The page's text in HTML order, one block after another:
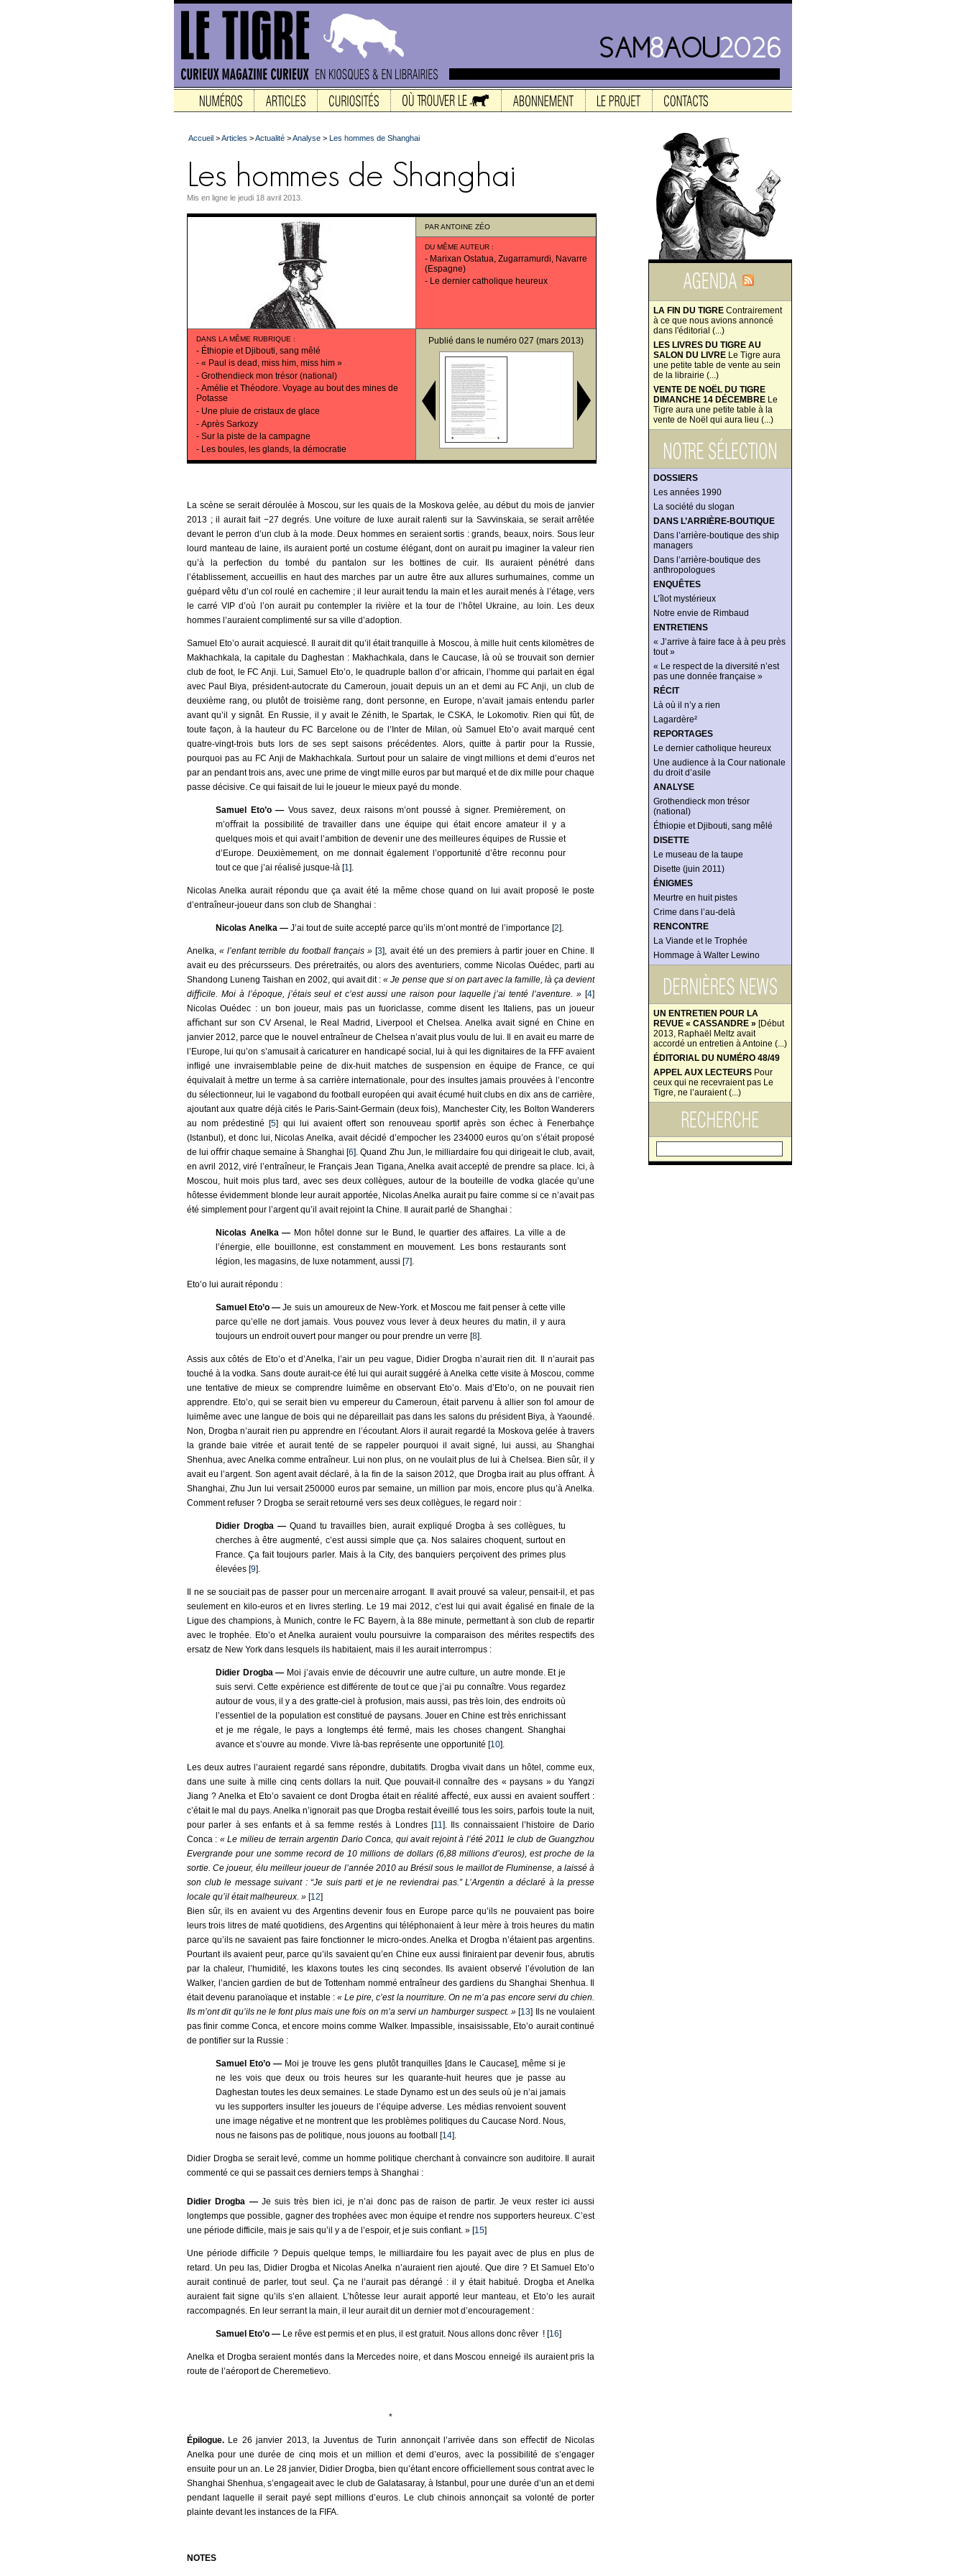
LA FIN DU TIGRE Contrairement
à ce que nous avions annoncé
dans l'éditorial (...)
LES LIVRES DU TIGRE AU
SALON DU LIVRE Le Tigre aura
une petite table de vente au sein
de la librairie (...)
VENTE DE NOËL DU TIGRE
DIMANCHE 14 DÉCEMBRE Le
Tigre aura une petite table à la
vente de Noël qui aura lieu (...)
DOSSIERS
Les années 1990
La société du slogan
DANS L’ARRIÈRE-BOUTIQUE
Dans l’arrière-boutique des ship
managers
Dans l’arrière-boutique des
anthropologues
ENQUÊTES
L’îlot mystérieux
Notre envie de Rimbaud
ENTRETIENS
« J’arrive à faire face à à peu près
tout »
« Le respect de la diversité n’est
pas une donnée française »
RÉCIT
Là où il n’y a rien
Lagardère²
REPORTAGES
Le dernier catholique heureux
Une audience à la Cour nationale
du droit d’asile
ANALYSE
Grothendieck mon trésor
(national)
Éthiopie et Djibouti, sang mêlé
DISETTE
Le museau de la taupe
Disette (juin 2011)
ÉNIGMES
Meurtre en huit pistes
Crime dans l’au-delà
RENCONTRE
La Viande et le Trophée
Hommage à Walter Lewino
UN ENTRETIEN POUR LA
REVUE « CASSANDRE » [Début
2013, Raphaël Meltz avait
accordé un entretien à Antoine (...)
ÉDITORIAL DU NUMÉRO 48/49
APPEL AUX LECTEURS Pour
ceux qui ne recevraient pas Le
Tigre, ne l’auraient (...)
Accueil >Articles >Actualité >Analyse > Les hommes de Shanghai
Mis en ligne le jeudi 18 avril 2013.
PARANTOINE ZÉO
DU MÊME AUTEUR :
- Marixan Ostatua, Zugarramurdi, Navarre
(Espagne)
- Le dernier catholique heureux
DANS LA MÊME RUBRIQUE :
- Éthiopie et Djibouti, sang mêlé
- « Paul is dead, miss him, miss him »
- Grothendieck mon trésor (national)
- Amélie et Théodore. Voyage au bout des mines de
Potasse
- Une pluie de cristaux de glace
- Après Sarkozy
- Sur la piste de la campagne
- Les boules, les glands, la démocratie
Publié dans le numéro 027 (mars 2013)
La scène se serait déroulée à Moscou, sur les quais de la Moskova gelée, au début du mois de janvier
2013 ; il aurait fait −27 degrés. Une voiture de luxe aurait ralenti sur la Savvinskaia, se serait arrêtée
devant le perron d’un club à la mode. Deux hommes en seraient sortis : grands, beaux, noirs. Sous leur
lourd manteau de laine, ils auraient porté un costume élégant, dont on aurait pu imaginer la valeur rien
qu’à la perfection du tombé du pantalon sur les bottines de cuir. Ils auraient pénétré dans
l’établissement, accueillis en haut des marches par un autre être aux allures surhumaines, comme un
guépard vêtu d’un col roulé en cachemire ; il leur aurait tendu la main et les aurait menés à l’étage, vers
le carré VIP d’où l’on aurait pu contempler la rivière et la tour de l’hôtel Ukraine, au loin. Les deux
hommes l’auraient complimenté sur sa ville d’adoption.
Samuel Eto’o aurait acquiescé. Il aurait dit qu’il était tranquille à Moscou, à mille huit cents kilomètres de
Makhachkala, la capitale du Daghestan : Makhachkala, dans le Caucase, là où se trouvait son dernier
club de foot, le FC Anji. Lui, Samuel Eto’o, le quadruple ballon d’or africain, l’homme qui parlait en égal
avec Paul Biya, président-autocrate du Cameroun, jouait depuis un an et demi au FC Anji, un club de
deuxième rang, ou plutôt de troisième rang, dont personne, en Europe, n’avait jamais entendu parler
avant qu’il y signât. En Russie, il y avait le Zénith, le Spartak, le CSKA, le Lokomotiv. Rien qui fût, de
toute façon, à la hauteur du FC Barcelone ou de l’Inter de Milan, où Samuel Eto’o avait marqué cent
quatre-vingt-trois buts lors de ses sept saisons précédentes. Alors, quitte à partir pour la Russie,
pourquoi pas au FC Anji de Makhachkala. Surtout pour un salaire de vingt millions et demi d’euros net
par an pendant trois ans, avec une prime de vingt mille euros par but marqué et de dix mille pour chaque
passe décisive. Ce qui faisait de lui le joueur le mieux payé du monde.
Samuel Eto’o — Vous savez, deux raisons m’ont poussé à signer. Premièrement, on
m’oﬀrait la possibilité de travailler dans une équipe qui était encore amateur il y a
quelques mois et qui avait l’ambition de devenir une des meilleures équipes de Russie et
d’Europe. Deuxièmement, on me donnait également l’opportunité d’être reconnu pour
tout ce que j’ai réalisé jusque-là [1].
Nicolas Anelka aurait répondu que ça avait été la même chose quand on lui avait proposé le poste
d’entraîneur-joueur dans son club de Shanghai :
Nicolas Anelka — J’ai tout de suite accepté parce qu’ils m’ont montré de l’importance [2].
Anelka,« l’enfant terrible du football français » [3], avait été un des premiers à partir jouer en Chine. Il
avait eu des précursseurs. Des préretraités, ou alors des aventuriers, comme Nicolas Ouédec, parti au
Shandong Luneng Taishan en 2002, qui avait dit :« Je pense que si on part avec la famille, là ça devient
diﬃcile. Moi à l’époque, j’étais seul et c’est aussi une raison pour laquelle j’ai tenté l’aventure. » [4]
Nicolas Ouédec : un bon joueur, mais pas un fuoriclasse, comme disent les Italiens, pas un joueur
aﬃchant sur son CV Arsenal, le Real Madrid, Liverpool et Chelsea. Anelka avait signé en Chine en
janvier 2012, parce que le nouvel entraîneur de Chelsea n’avait plus voulu de lui. Il en avait eu marre de
l’Europe, lui qu’on s’amusait à caricaturer en handicapé social, lui à qui les dignitaires de la FFF avaient
inﬂigé une invraisemblable peine de dix-huit matches de suspension en équipe de France, ce qui
équivalait à mettre un terme à sa carrière internationale, pour des insultes jamais prouvées à l’encontre
du sélectionneur, lui le vagabond du football européen qui avait écumé huit clubs en dix ans de carrière,
ajoutant aux quatre déjà cités le Paris-Saint-Germain (deux fois), Manchester City, les Bolton Wanderers
au nom prédestiné [5] qui lui avaient offert son renouveau sportif après son échec à Fenerbahçe
(Istanbul), et donc lui, Nicolas Anelka, avait décidé d’empocher les 234000 euros qu’on s’était proposé
de lui oﬀrir chaque semaine à Shanghai [6]. Quand Zhu Jun, le milliardaire fou qui dirigeait le club, avait,
en avril 2012, viré l’entraîneur, le Français Jean Tigana, Anelka avait accepté de prendre sa place. Ici, à
Moscou, huit mois plus tard, avec ses deux collègues, autour de la bouteille de vodka glacée qu’une
hôtesse évidemment blonde leur aurait apportée, Nicolas Anelka aurait pu faire comme si ce n’avait pas
été simplement pour l’argent qu’il avait rejoint la Chine. Il aurait parlé de Shanghai :
Nicolas Anelka — Mon hôtel donne sur le Bund, le quartier des affaires. La ville a de
l’énergie, elle bouillonne, est constamment en mouvement. Les bons restaurants sont
légion, les magasins, de luxe notamment, aussi [7].
Eto’o lui aurait répondu :
Samuel Eto’o — Je suis un amoureux de New-York. et Moscou me fait penser à cette ville
parce qu’elle ne dort jamais. Vous pouvez vous lever à deux heures du matin, il y aura
toujours un endroit ouvert pour manger ou pour prendre un verre [8].
Assis aux côtés de Eto’o et d’Anelka, l’air un peu vague, Didier Drogba n’aurait rien dit. Il n’aurait pas
touché à la vodka. Sans doute aurait-ce été lui qui aurait suggéré à Anelka cette visite à Moscou, comme
une tentative de mieux se comprendre luimême en observant Eto’o. Mais d’Eto’o, on ne pouvait rien
apprendre. Eto’o, qui se serait bien vu empereur du Cameroun, était parvenu à allier son fol amour de
luimême avec une langue de bois qui ne dépareillait pas dans les salons du président Biya, à Yaoundé.
Non, Drogba n’aurait rien pu apprendre en l’écoutant. Alors il aurait regardé la Moskova gelée à travers
la grande baie vitrée et aurait tenté de se rappeler pourquoi il avait signé, lui aussi, au Shanghai
Shenhua, avec Anelka comme entraîneur. Lui non plus, on ne voulait plus de lui à Chelsea. Bien sûr, il y
avait eu l’argent. Son agent avait déclaré, à la ﬁn de la saison 2012, que Drogba irait au plus oﬀrant. À
Shanghai, Zhu Jun lui versait 250000 euros par semaine, un million par mois, encore plus qu’à Anelka.
Comment refuser ? Drogba se serait retourné vers ses deux collègues, le regard noir :
Didier Drogba — Quand tu travailles bien, aurait expliqué Drogba à ses collègues, tu
cherches à être augmenté, c’est aussi simple que ça. Nos salaires choquent, surtout en
France. Ça fait toujours parler. Mais à la City, des banquiers perçoivent des primes plus
élevées [9].
Il ne se souciait pas de passer pour un mercenaire arrogant. Il avait prouvé sa valeur, pensait-il, et pas
seulement en kilo-euros et en livres sterling. Le 19 mai 2012, c’est lui qui avait égalisé en ﬁnale de la
Ligue des champions, à Munich, contre le FC Bayern, à la 88e minute, permettant à son club de repartir
avec le trophée. Eto’o et Anelka auraient voulu poursuivre la comparaison des mérites respectifs des
ersatz de New York dans lesquels ils habitaient, mais il les aurait interrompus :
Didier Drogba — Moi j’avais envie de découvrir une autre culture, un autre monde. Et je
suis servi. Cette expérience est différente de tout ce que j’ai pu connaître. Vous regardez
autour de vous, il y a des gratte-ciel à profusion, mais aussi, pas très loin, des endroits où
l’essentiel de la population est constitué de paysans. Jouer en Chine est très enrichissant
et je me régale, le pays a longtemps été fermé, mais les choses changent. Shanghai
avance et s’ouvre au monde. Vivre là-bas représente une opportunité [10].
Les deux autres l’auraient regardé sans répondre, dubitatifs. Drogba vivait dans un hôtel, comme eux,
dans une suite à mille cinq cents dollars la nuit. Que pouvait-il connaître des « paysans » du Yangzi
Jiang ? Anelka et Eto’o savaient ce dont Drogba était en réalité aﬀecté, eux aussi en avaient souﬀert :
c’était le mal du pays. Anelka n’ignorait pas que Drogba restait éveillé tous les soirs, parfois toute la nuit,
pour parler à ses enfants et à sa femme restés à Londres [11]. Ils connaissaient l’histoire de Dario
Conca : « Le milieu de terrain argentin Dario Conca, qui avait rejoint à l’été 2011 le club de Guangzhou
Evergrande pour une somme record de 10 millions de dollars (6,88 millions d’euros), est proche de la
sortie. Ce joueur, élu meilleur joueur de l’année 2010 au Brésil sous le maillot de Fluminense, a laissé à
son club le message suivant : “Je suis parti et je ne reviendrai pas.” L’Argentin a déclaré à la presse
locale qu’il était malheureux. » [12]
Bien sûr, ils en avaient vu des Argentins devenir fous en Europe parce qu’ils ne pouvaient pas boire
leurs trois litres de maté quotidiens, des Argentins qui téléphonaient à leur mère à trois heures du matin
parce qu’ils ne savaient pas faire fonctionner le micro-ondes. Anelka et Drogba n’étaient pas argentins.
Pourtant ils avaient peur, parce qu’ils savaient qu’en Chine eux aussi ﬁniraient par devenir fous, abrutis
par la chaleur, l’humidité, les klaxons toutes les cinq secondes. Ils avaient observé l’évolution de Ian
Walker, l’ancien gardien de but de Tottenham nommé entraîneur des gardiens du Shanghai Shenhua. Il
était devenu paranoïaque et instable : « Le pire, c’est la nourriture. On ne m’a pas encore servi du chien.
Ils m’ont dit qu’ils ne le font plus mais une fois on m’a servi un hamburger suspect. » [13] Ils ne voulaient
pas ﬁnir comme Conca, et encore moins comme Walker. Impassible, insaisissable, Eto’o aurait continué
de pontiﬁer sur la Russie :
Samuel Eto’o — Moi je trouve les gens plutôt tranquilles [dans le Caucase], même si je
ne les vois que deux ou trois heures sur les quarante-huit heures que je passe au
Daghestan toutes les deux semaines. Le stade Dynamo est un des seuls où je n’ai jamais
vu les supporters insulter les joueurs de l’équipe adverse. Les médias renvoient souvent
une image négative et ne montrent que les problèmes politiques du Caucase Nord. Nous,
nous ne faisons pas de politique, nous jouons au football [14].
Didier Drogba se serait levé, comme un homme politique cherchant à convaincre son auditoire. Il aurait
commenté ce qui se passait ces derniers temps à Shanghai :
Didier Drogba — Je suis très bien ici, je n’ai donc pas de raison de partir. Je veux rester ici aussi
longtemps que possible, gagner des trophées avec mon équipe et rendre nos supporters heureux. C’est
une période difficile, mais je sais qu’il y a de l’espoir, et je suis confiant. » [15]
Une période diﬃcile ? Depuis quelque temps, le milliardaire fou les payait avec de plus en plus de
retard. Un peu las, Didier Drogba et Nicolas Anelka n’auraient rien ajouté. Que dire ? Et Samuel Eto’o
aurait continué de parler, tout seul. Ça ne l’aurait pas dérangé : il y était habitué. Drogba et Anelka
auraient fait signe qu’ils s’en allaient. L’hôtesse leur aurait apporté leur manteau, et Eto’o les aurait
raccompagnés. En leur serrant la main, il leur aurait dit un dernier mot d’encouragement :
Samuel Eto’o — Le rêve est permis et en plus, il est gratuit. Nous allons donc rêver ! [16]
Anelka et Drogba seraient montés dans la Mercedes noire, et dans Moscou enneigé ils auraient pris la
route de l’aéroport de Cheremetievo.
*
Épilogue. Le 26 janvier 2013, la Juventus de Turin annonçait l’arrivée dans son eﬀectif de Nicolas
Anelka pour une durée de cinq mois et un million et demi d’euros, avec la possibilité de s’engager
ensuite pour un an. Le 28 janvier, Didier Drogba, bien qu’étant encore oﬃciellement sous contrat avec le
Shanghai Shenhua, s’engageait avec le club de Galatasaray, à Istanbul, pour une durée d’un an et demi
pendant laquelle il serait payé sept millions d’euros. Le club chinois annonçait sa volonté de porter
plainte devant les instances de la FIFA.
NOTES